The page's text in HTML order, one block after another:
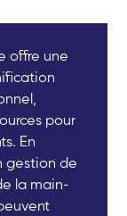
offre une
pour
En
gestion de
la main-